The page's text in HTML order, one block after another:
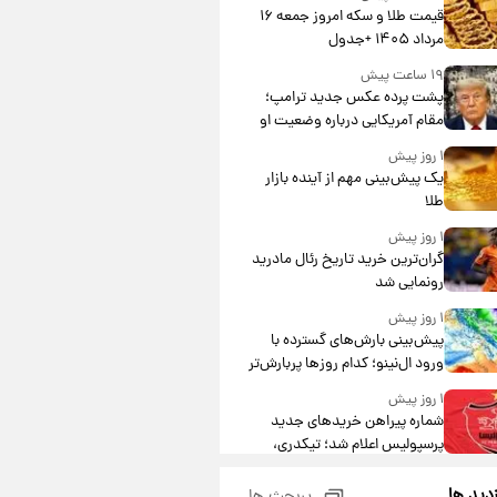
قیمت طلا و سکه امروز جمعه ۱۶
مرداد ۱۴۰۵ +جدول
۱۹ ساعت پیش
پشت پرده عکس جدید ترامپ؛
مقام آمریکایی درباره وضعیت او
چه گفت؟
۱ روز پیش
یک پیش‌بینی مهم از آینده بازار
طلا
۱ روز پیش
گران‌ترین خرید تاریخ رئال مادرید
رونمایی شد
۱ روز پیش
پیش‌بینی بارش‌های گسترده با
ورود ال‌نینو؛ کدام روزها پربارش‌تر
خواهند بود؟
۱ روز پیش
شماره پیراهن خریدهای جدید
پرسپولیس اعلام شد؛ تیکدری،